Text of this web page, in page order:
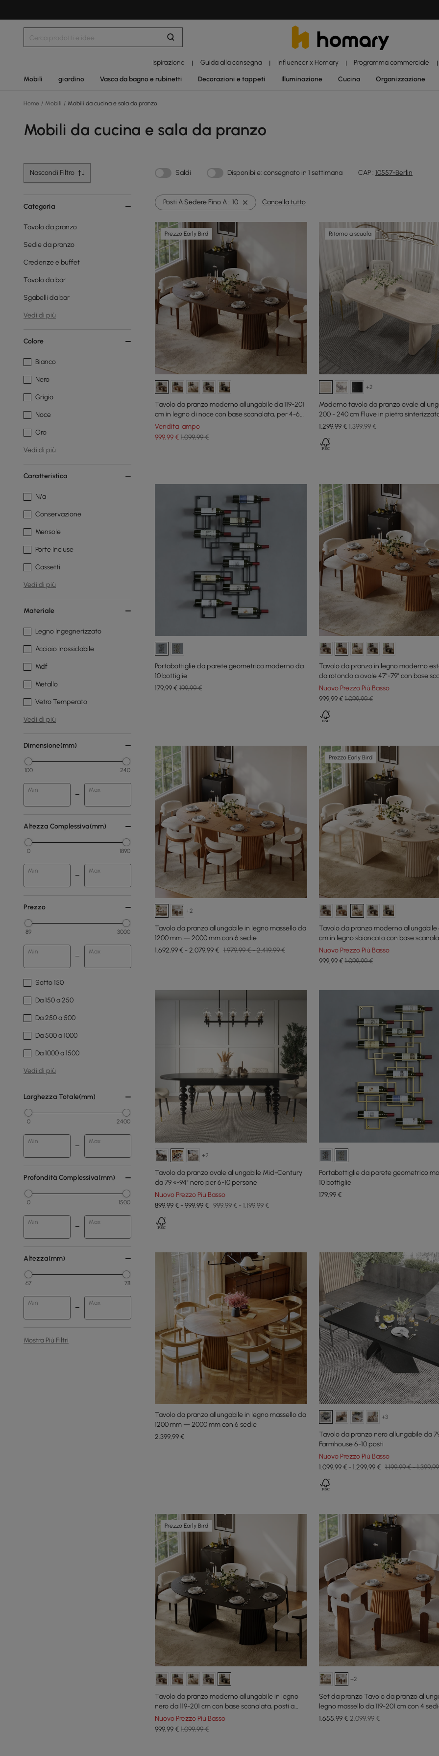
Ispirazione | Guida alla consegna | Influencer x Homary | Programma commerciale |
Mobili giardino Vasca da bagno e rubinetti Decorazioni e tappeti Illuminazione Cucina Organizzazione
Home / Mobili / Mobili da cucina e sala da pranzo
Mobili da cucina e sala da pranzo
Nascondi Filtro Saldi Disponibile: consegnato in 1 settimana CAP : 10557-Berlin
Categoria
Tavolo da pranzo
Sedie da pranzo
Credenze e buffet
Tavolo da bar
Sgabelli da bar
Vedi di più
Colore
Bianco
Nero
Grigio
Noce
Oro
Vedi di più
Caratteristica
N/a
Conservazione
Mensole
Porte Incluse
Cassetti
Vedi di più
Materiale
Legno Ingegnerizzato
Acciaio Inossidabile
Mdf
Metallo
Vetro Temperato
Vedi di più
Dimensione(mm)
100 240
Min Max
Altezza Complessiva(mm)
0 1890
Min Max
Prezzo
89 3000
Min Max
Sotto 150
Da 150 a 250
Da 250 a 500
Da 500 a 1000
Da 1000 a 1500
Vedi di più
Larghezza Totale(mm)
0 2400
Min Max
Profondità Complessiva(mm)
0 1500
Min Max
Altezza(mm)
67 78
Min Max
Mostra Più Filtri
Posti A Sedere Fino A : 10 Cancella tutto
Prezzo Early Bird
Tavolo da pranzo moderno allungabile da 119-201
cm in legno di noce con base scanalata, per 4-6
persone
Vendita lampo
999,99€ 1.099,99 €
Ritorno a scuola
+2
Moderno tavolo da pranzo ovale
200 - 240 cm Fluve in pietra
sbiancata, per 6 - 10 persone
1.299,99€ 1.399,99 €
Portabottiglie da parete geometrico moderno da
10 bottiglie
179,99€ 199,99 €
Tavolo da pranzo in legno moderno
da rotondo a ovale 47"-79" con base
6 posti
Nuovo Prezzo Più Basso
999,99€ 1.099,99 €
+2
Tavolo da pranzo allungabile in legno massello da
1200 mm — 2000 mm con 6 sedie
1.692,99 € - 2.079,99 € 1.979,99 € - 2.419,99 €
Prezzo Early Bird
Tavolo da pranzo moderno allungabile
cm in legno sbiancato con base
sedere 4-6
Nuovo Prezzo Più Basso
999,99€ 1.099,99 €
+2
Tavolo da pranzo ovale allungabile Mid-Century
da 79 «-94" nero per 6-10 persone
Nuovo Prezzo Più Basso
899,99 € - 999,99 € 999,99 € - 1.199,99 €
Portabottiglie da parete geometrico
10 bottiglie
179,99€
Tavolo da pranzo allungabile in legno massello da
1200 mm — 2000 mm con 6 sedie
2.399,99€
+3
Tavolo da pranzo nero allungabile da
Farmhouse 6-10 posti
Nuovo Prezzo Più Basso
1.099,99 € - 1.299,99 € 1.199,99 € -
Prezzo Early Bird
Tavolo da pranzo moderno allungabile in legno
nero da 119-201 cm con base scanalata, posti a
sedere 4-6
Nuovo Prezzo Più Basso
999,99€ 1.099,99 €
+2
Set da pranzo Tavolo da pranzo
legno massello da 119-201 cm con 4
1.655,99€ 2.099,99 €